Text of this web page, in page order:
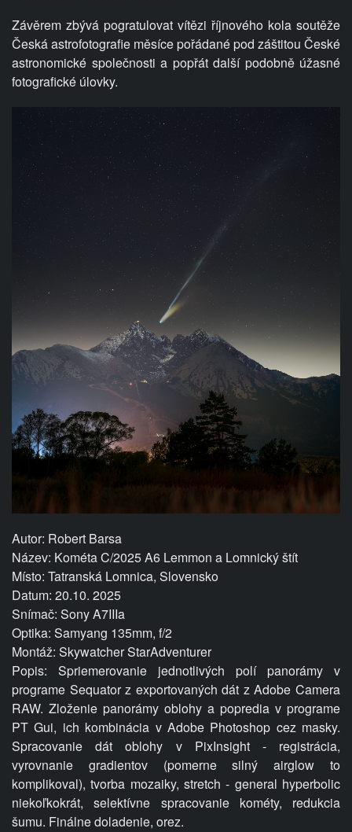
Závěrem zbývá pogratulovat vítězi říjnového kola soutěže
Česká astrofotografie měsíce pořádané pod záštitou České
astronomické společnosti a popřát další podobně úžasné
fotografické úlovky.
Autor: Robert Barsa
Název: Kométa C/2025 A6 Lemmon a Lomnický štít
Místo: Tatranská Lomnica, Slovensko
Datum: 20.10. 2025
Snímač: Sony A7IIIa
Optika: Samyang 135mm, f/2
Montáž: Skywatcher StarAdventurer
Popis: Spriemerovanie jednotlivých polí panorámy v
programe Sequator z exportovaných dát z Adobe Camera
RAW. Zloženie panorámy oblohy a popredia v programe
PT Gui, ich kombinácia v Adobe Photoshop cez masky.
Spracovanie dát oblohy v PixInsight - registrácia,
vyrovnanie gradientov (pomerne silný airglow to
komplikoval), tvorba mozaiky, stretch - general hyperbolic
niekoľkokrát, selektívne spracovanie kométy, redukcia
šumu. Finálne doladenie, orez.